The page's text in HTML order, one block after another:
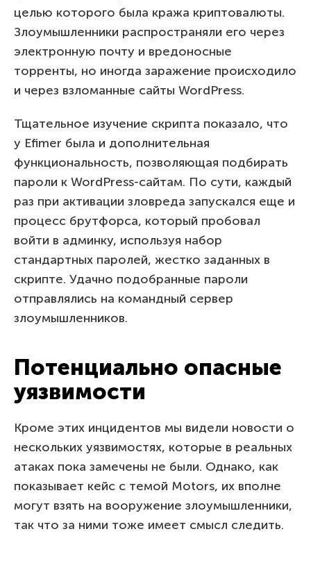
целью которого была кража криптовалюты.
Злоумышленники распространяли его через
электронную почту и вредоносные
торренты, но иногда заражение происходило
и через взломанные сайты WordPress.
Тщательное изучение скрипта показало, что
у Efimer была и дополнительная
функциональность, позволяющая подбирать
пароли к WordPress-сайтам. По сути, каждый
раз при активации зловреда запускался еще и
процесс брутфорса, который пробовал
войти в админку, используя набор
стандартных паролей, жестко заданных в
скрипте. Удачно подобранные пароли
отправлялись на командный сервер
злоумышленников.
Потенциально опасные
уязвимости
Кроме этих инцидентов мы видели новости о
нескольких уязвимостях, которые в реальных
атаках пока замечены не были. Однако, как
показывает кейс с темой Motors, их вполне
могут взять на вооружение злоумышленники,
так что за ними тоже имеет смысл следить.